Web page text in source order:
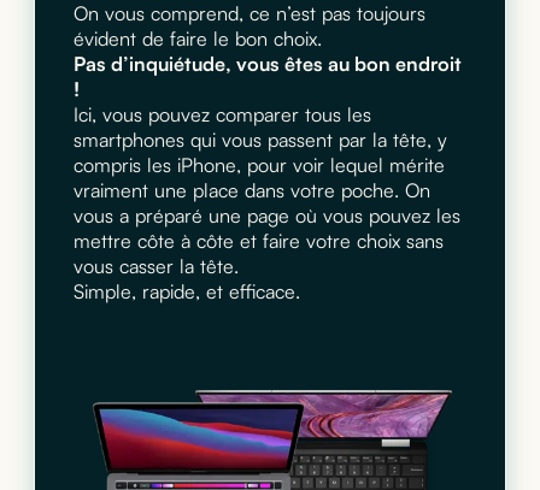
On vous comprend, ce n’est pas toujours
évident de faire le bon choix.
Pas d’inquiétude, vous êtes au bon endroit
!
Ici, vous pouvez comparer tous les
smartphones qui vous passent par la tête, y
compris les iPhone, pour voir lequel mérite
vraiment une place dans votre poche. On
vous a préparé une page où vous pouvez les
mettre côte à côte et faire votre choix sans
vous casser la tête.
Simple, rapide, et efficace.